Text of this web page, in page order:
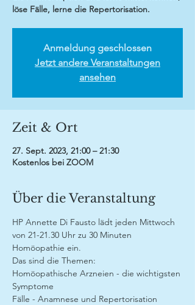
löse Fälle, lerne die Repertorisation.
Anmeldung geschlossen
Jetzt andere Veranstaltungen
ansehen
Zeit & Ort
27. Sept. 2023, 21:00 – 21:30
Kostenlos bei ZOOM
Über die Veranstaltung
HP Annette Di Fausto lädt jeden Mittwoch
von 21-21.30 Uhr zu 30 Minuten
Homöopathie ein.
Das sind die Themen:
Homöopathische Arzneien - die wichtigsten
Symptome
Fälle - Anamnese und Repertorisation